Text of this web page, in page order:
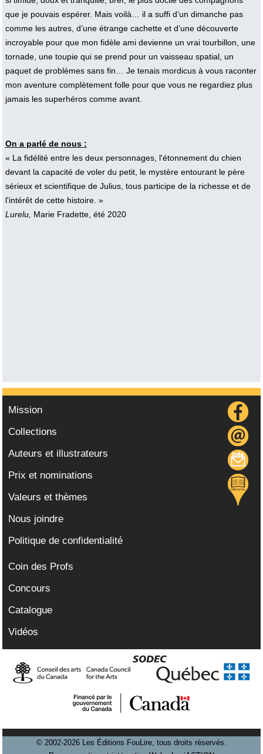
que je pouvais espérer. Mais voilà… il a suffi d’un dimanche pas
comme les autres, d’une étrange cachette et d’une découverte
incroyable pour que mon fidèle ami devienne un vrai tourbillon, une
tornade, une toupie qui se prend pour un vaisseau spatial, un
paquet de problèmes sans fin… Je tenais mordicus à vous raconter
mon aventure complètement folle pour que vous ne regardiez plus
jamais les superhéros comme avant.
On a parlé de nous :
« La fidélité entre les deux personnages, l'étonnement du chien
devant la capacité de voler du petit, le mystère entourant le père
sérieux et scientifique de Julius, tous participe de la richesse et de
l'intérêt de cette histoire. »
Lurelu, Marie Fradette, été 2020
Mission
Collections
Auteurs et illustrateurs
Prix et nominations
Valeurs et thèmes
Nous joindre
Politique de confidentialité
Coin des Profs
Concours
Catalogue
Vidéos
© 2002-2026 Les Éditions FouLire, tous droits réservés.